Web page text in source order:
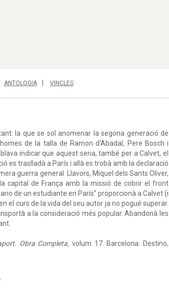
ANTOLOGIA VINCLES
la que se sol anomenar la segona generació de
de la talla de Ramon d'Abadal, Pere Bosch i
indicar que aquest seria, també per a Calvet, el
es traslladà a París i allà es trobà amb la declaració
guerra general. Llavors, Miquel dels Sants Oliver,
capital de França amb la missió de cobrir el front
de un estudiante en París" proporcionà a Calvet (i
el curs de la vida del seu autor ja no pogué superar.
a la consideració més popular. Abandonà les
Obra Completa, volum 17. Barcelona: Destino,